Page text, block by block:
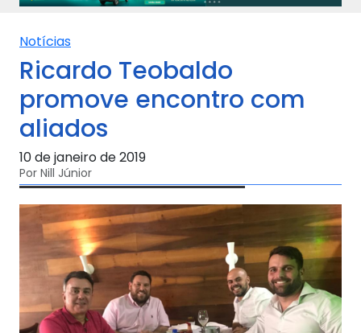
Notícias
Ricardo Teobaldo
promove encontro com
aliados
10 de janeiro de 2019
Por Nill Júnior